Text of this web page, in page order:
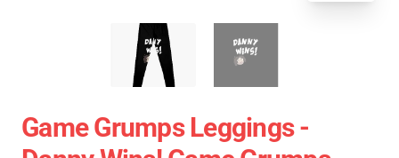
Game Grumps Leggings -